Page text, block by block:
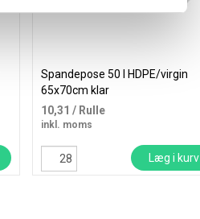
Spandepose 50 l HDPE/virgin
65x70cm klar
10,31 / Rulle
inkl. moms
Læg i kurv